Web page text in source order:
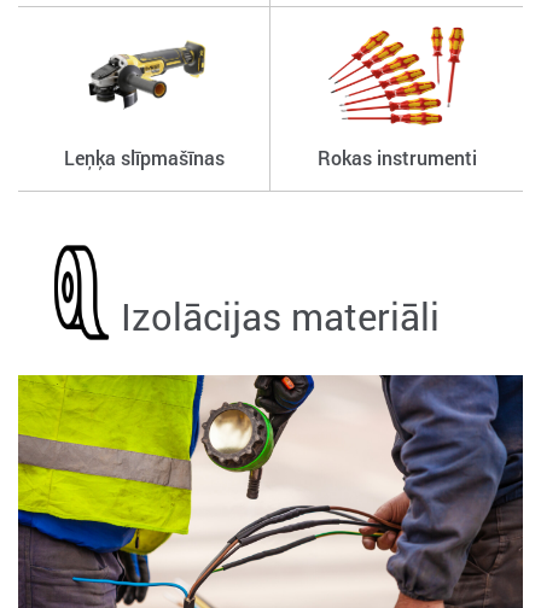
Leņķa slīpmašīnas Rokas instrumenti
Izolācijas materiāli